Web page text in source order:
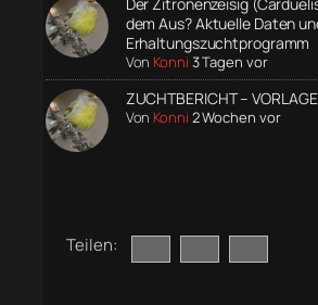
dem Aus? Aktuelle Daten
Erhaltungszuchtprogramm
Von Konni 3 Tagen vor
ZUCHTBERICHT – VORLAGE
Von Konni 2 Wochen vor
Teilen: